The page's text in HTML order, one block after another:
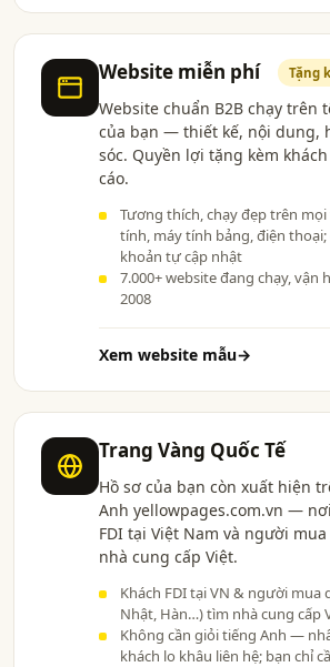
Website miễn phí Tặng
Website chuẩn B2B chạy trên
của bạn — thiết kế, nội dung,
sóc. Quyền lợi tặng kèm
cáo.
Tương thích, chạy đẹp trên
tính, máy tính bảng, điện thoại;
khoản tự cập nhật
7.000+ website đang chạy, vận
2008
Xem website mẫu→
Trang Vàng Quốc Tế
Hồ sơ của bạn còn xuất hiện
Anh yellowpages.com.vn —
FDI tại Việt Nam và người
nhà cung cấp Việt.
Khách FDI tại VN & người mua
Nhật, Hàn…) tìm nhà cung cấp
Không cần giỏi tiếng Anh —
khách lo khâu liên hệ; bạn chỉ